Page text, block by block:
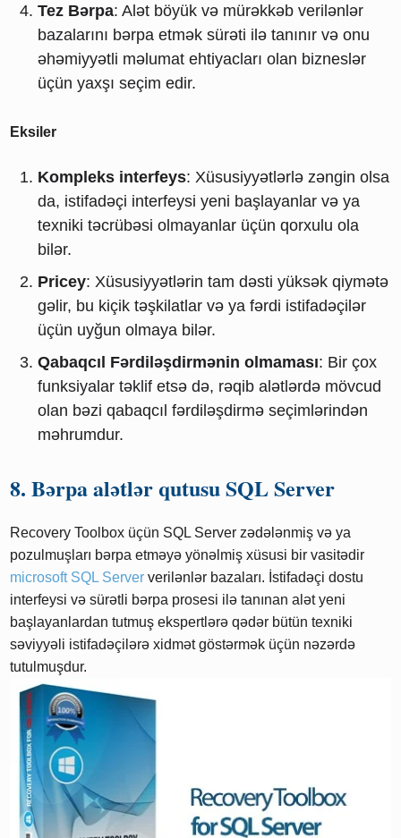
Tez Bərpa: Alət böyük və mürəkkəb verilənlər
bazalarını bərpa etmək sürəti ilə tanınır və onu
əhəmiyyətli məlumat ehtiyacları olan bizneslər
üçün yaxşı seçim edir.
Eksiler
Kompleks interfeys: Xüsusiyyətlərlə zəngin olsa
da, istifadəçi interfeysi yeni başlayanlar və ya
texniki təcrübəsi olmayanlar üçün qorxulu ola
bilər.
Pricey: Xüsusiyyətlərin tam dəsti yüksək qiymətə
gəlir, bu kiçik təşkilatlar və ya fərdi istifadəçilər
üçün uyğun olmaya bilər.
Qabaqcıl Fərdiləşdirmənin olmaması: Bir çox
funksiyalar təklif etsə də, rəqib alətlərdə mövcud
olan bəzi qabaqcıl fərdiləşdirmə seçimlərindən
məhrumdur.
8. Bərpa alətlər qutusu SQL Server
Recovery Toolbox üçün SQL Server zədələnmiş və ya
pozulmuşları bərpa etməyə yönəlmiş xüsusi bir vasitədir
microsoft SQL Server verilənlər bazaları. İstifadəçi dostu
interfeysi və sürətli bərpa prosesi ilə tanınan alət yeni
başlayanlardan tutmuş ekspertlərə qədər bütün texniki
səviyyəli istifadəçilərə xidmət göstərmək üçün nəzərdə
tutulmuşdur.